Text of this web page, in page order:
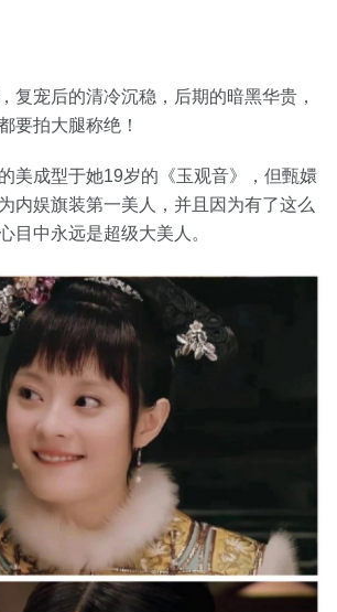
复宠后的清冷沉稳，后期的暗黑华贵，
要拍大腿称绝！
美成型于她19岁的《玉观音》，但甄嬛
内娱旗装第一美人，并且因为有了这么
目中永远是超级大美人。